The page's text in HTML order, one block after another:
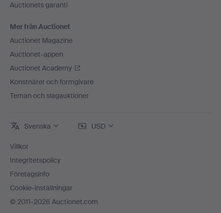
Auctionets garanti
Mer från Auctionet
Auctionet Magazine
Auctionet-appen
Auctionet Academy
Konstnärer och formgivare
Teman och slagauktioner
Svenska USD
Villkor
Integritetspolicy
Företagsinfo
Cookie-inställningar
© 2011-2026 Auctionet.com